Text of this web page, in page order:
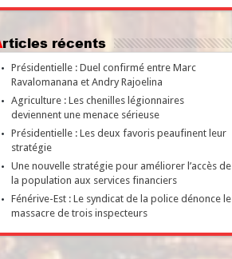
Articles récents
Présidentielle : Duel confirmé entre Marc
Ravalomanana et Andry Rajoelina
Agriculture : Les chenilles légionnaires
deviennent une menace sérieuse
Présidentielle : Les deux favoris peaufinent leur
stratégie
Une nouvelle stratégie pour améliorer l’accès de
la population aux services financiers
Fénérive-Est : Le syndicat de la police dénonce le
massacre de trois inspecteurs